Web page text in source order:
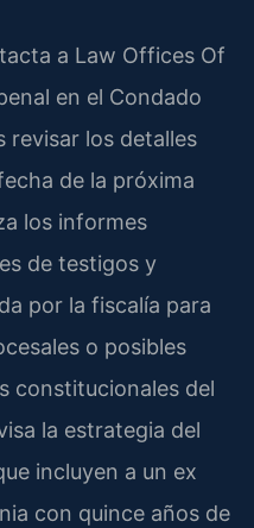
a Law Offices Of
en el Condado
revisar los detalles
de la próxima
los informes
de testigos y
por la fiscalía para
o posibles
constitucionales del
la estrategia del
incluyen a un ex
con quince años de